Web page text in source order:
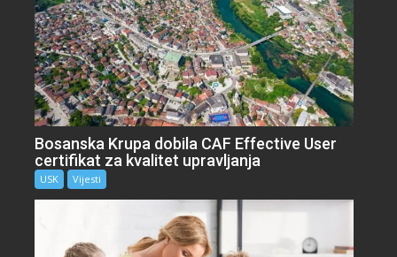
Bosanska Krupa dobila CAF Effective User
certifikat za kvalitet upravljanja
USK Vijesti